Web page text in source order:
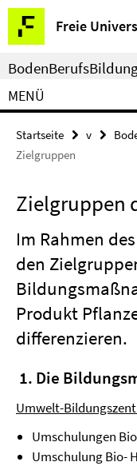
Springe
direkt
zu
Inhalt
Freie
Service-
Navigation
MENÜ
Startseite v
Zielgruppen
Zielgruppen
Im Rahmen
den
Produkt
differenzieren.
1. Die
Umwelt-
Umschulungen
Umschulung Bio-